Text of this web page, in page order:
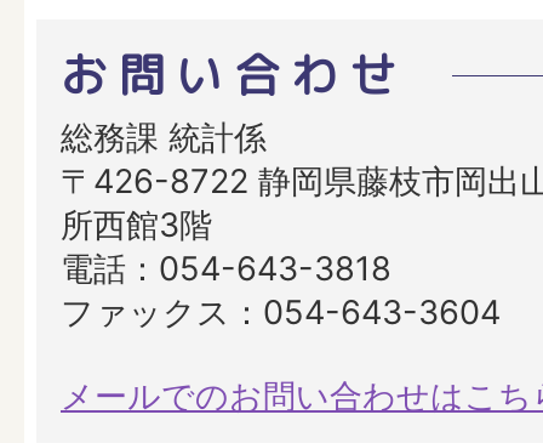
お問い合わせ
総務課 統計係
〒426-8722 静岡県藤枝市岡出
所西館3階
電話：054-643-3818
ファックス：054-643-3604
メールでのお問い合わせはこち